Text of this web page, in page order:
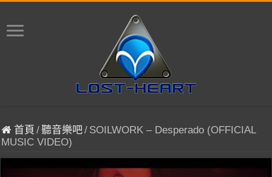
首頁 /聽音樂吧/ SOILWORK – Desperado (OFFICIAL
MUSIC VIDEO)